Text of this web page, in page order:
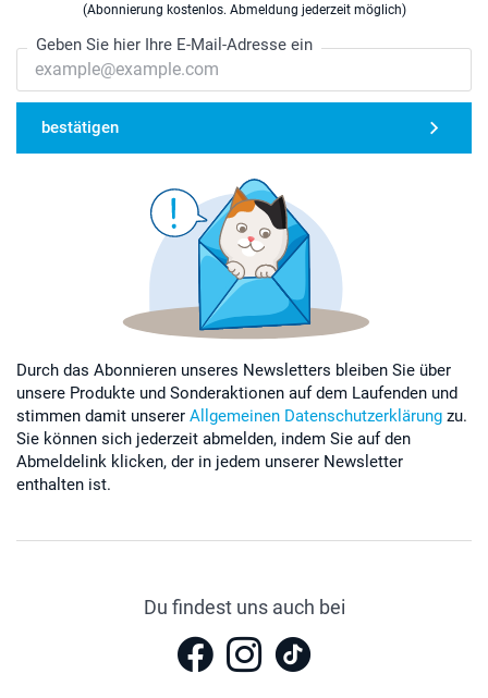
(Abonnierung kostenlos. Abmeldung jederzeit möglich)
Geben Sie hier Ihre E-Mail-Adresse ein
bestätigen
Durch das Abonnieren unseres Newsletters bleiben Sie über
unsere Produkte und Sonderaktionen auf dem Laufenden und
stimmen damit unserer Allgemeinen Datenschutzerklärung zu.
Sie können sich jederzeit abmelden, indem Sie auf den
Abmeldelink klicken, der in jedem unserer Newsletter
enthalten ist.
Du findest uns auch bei